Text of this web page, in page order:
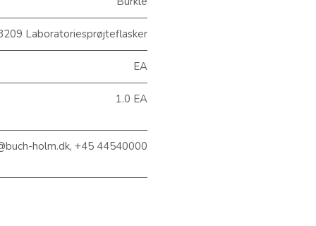
Laboratoriesprøjteflasker
EA
1.0 EA
holm.dk, +45 44540000